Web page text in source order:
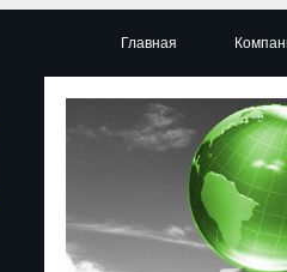
Главная